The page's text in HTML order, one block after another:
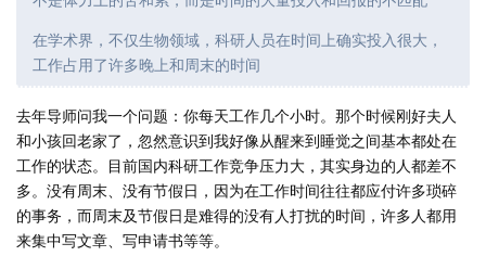
在学术界，不仅生物领域，科研人员在时间上确实投入很大，
工作占用了许多晚上和周末的时间
去年导师问我一个问题：你每天工作几个小时。那个时候刚好夫人
和小孩回老家了，忽然意识到我好像从醒来到睡觉之间基本都处在
工作的状态。目前国内科研工作竞争压力大，其实身边的人都差不
多。没有周末、没有节假日，因为在工作时间往往都应付许多琐碎
的事务，而周末及节假日是难得的没有人打扰的时间，许多人都用
来集中写文章、写申请书等等。